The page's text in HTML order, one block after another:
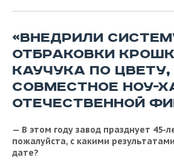
«ВНЕДРИЛИ
ОТБРАКОВКИ
КАУЧУКА ПО ЦВЕТУ,
СОВМЕСТНОЕ НОУ-
ОТЕЧЕСТВЕННОЙ
— В этом году завод празднует 45-
пожалуйста, с какими
дате?